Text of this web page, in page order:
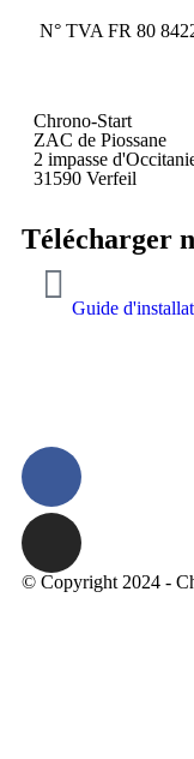
N° TVA FR 80
Chrono-Start
ZAC de Piossane
2 impasse
31590 Verfeil
Télécharger
Guide
© Copyright 2024 -